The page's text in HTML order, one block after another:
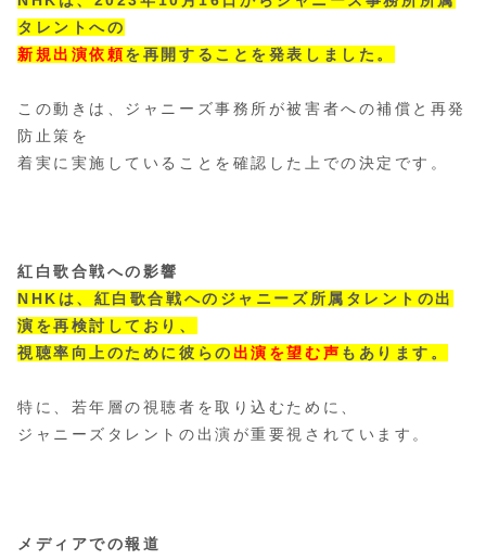
タレントへの
新規出演依頼を再開することを発表しました。
この動きは、ジャニーズ事務所が被害者への補償と再発
防止策を
着実に実施していることを確認した上での決定です。
紅白歌合戦への影響
NHKは、紅白歌合戦へのジャニーズ所属タレントの出
演を再検討しており、
視聴率向上のために彼らの 出演を望む声 もあります。
特に、若年層の視聴者を取り込むために、
ジャニーズタレントの出演が重要視されています。
メディアでの報道